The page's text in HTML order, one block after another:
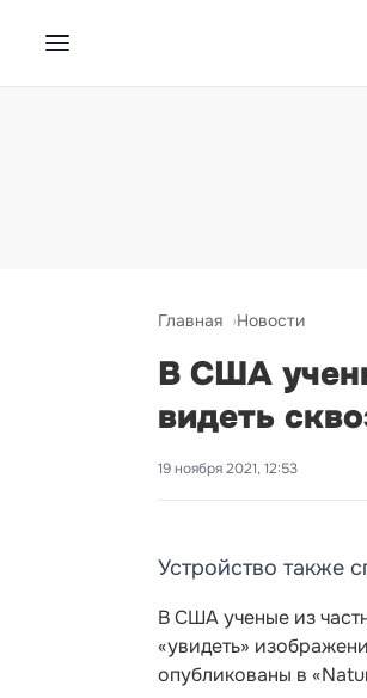
Главная Новости
В США
видеть
19 ноября 2021, 12:53
Устройство также
В США ученые из
«увидеть»
опубликованы в